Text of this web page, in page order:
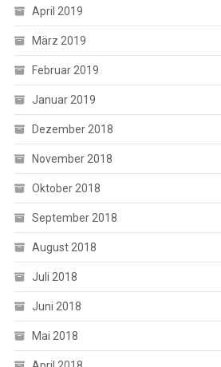
April 2019
März 2019
Februar 2019
Januar 2019
Dezember 2018
November 2018
Oktober 2018
September 2018
August 2018
Juli 2018
Juni 2018
Mai 2018